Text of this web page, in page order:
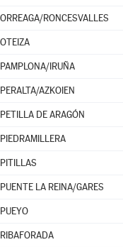
ORREAGA/RONCESVALLES
OTEIZA
PAMPLONA/IRUÑA
PERALTA/AZKOIEN
PETILLA DE ARAGÓN
PIEDRAMILLERA
PITILLAS
PUENTE LA REINA/GARES
PUEYO
RIBAFORADA